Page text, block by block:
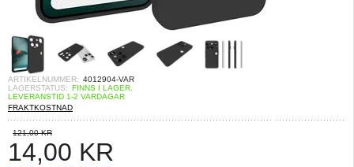
ARTIKELNUMMER: 4012904-VAR
LAGERSTATUS: FINNS I LAGER.
LEVERANSTID 1-2 VARDAGAR
FRAKTKOSTNAD
121,00 KR
14,00 KR